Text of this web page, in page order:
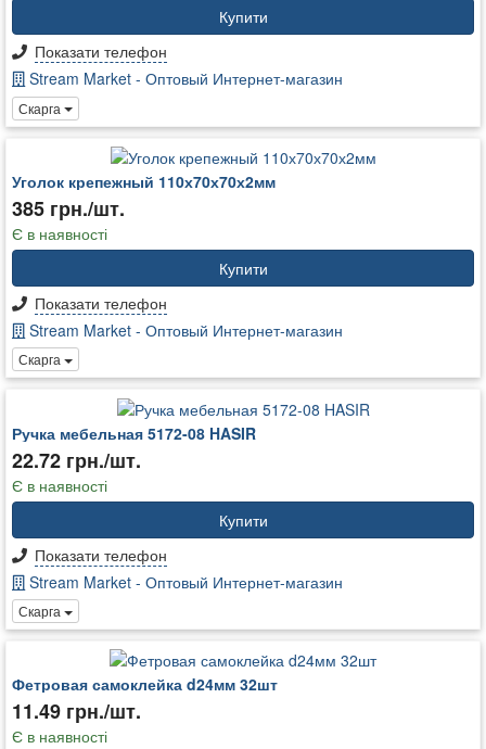
Купити
Показати телефон
Stream Market - Оптовый Интернет-магазин
Скарга
Уголок крепежный 110х70х70х2мм
385 грн./шт.
Є в наявності
Купити
Показати телефон
Stream Market - Оптовый Интернет-магазин
Скарга
Ручка мебельная 5172-08 HASIR
22.72 грн./шт.
Є в наявності
Купити
Показати телефон
Stream Market - Оптовый Интернет-магазин
Скарга
Фетровая самоклейка d24мм 32шт
11.49 грн./шт.
Є в наявності